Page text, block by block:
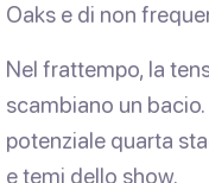
Oaks e di non
Nel frattempo, la
scambiano un
potenziale quarta
e temi dello show.